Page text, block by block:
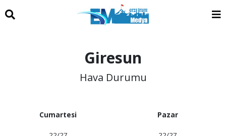
Giresun
Hava Durumu
Cumartesi Pazar